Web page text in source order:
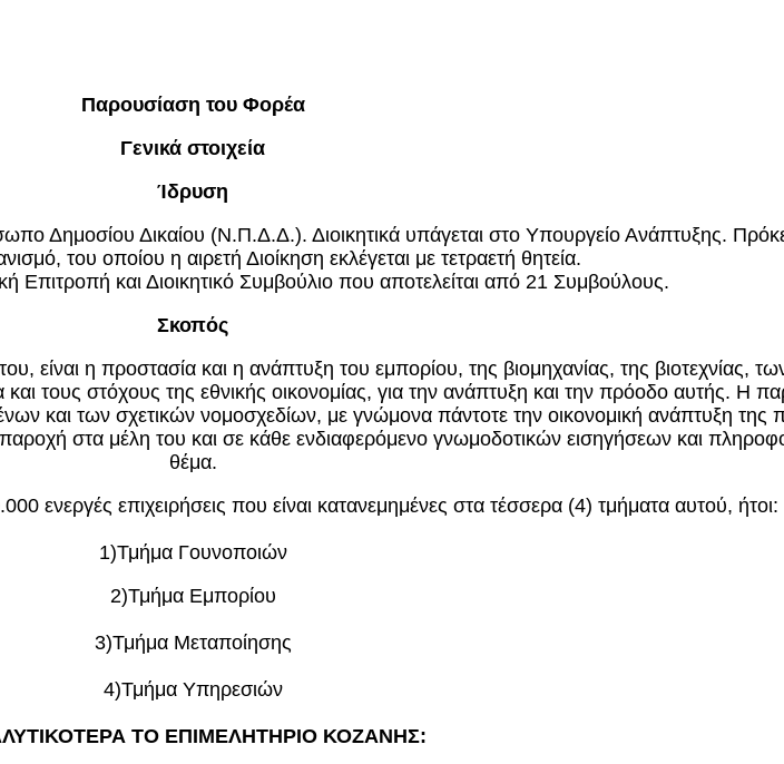
Παρουσίαση του Φορέα
Γενικά στοιχεία
Ίδρυση
Δημοσίου Δικαίου (Ν.Π.Δ.Δ.). Διοικητικά υπάγεται στο Υπουργείο Ανάπτυξης.
του οποίου η αιρετή Διοίκηση εκλέγεται με τετραετή θητεία.
Επιτροπή και Διοικητικό Συμβούλιο που αποτελείται από 21 Συμβούλους.
Σκοπός
είναι η προστασία και η ανάπτυξη του εμπορίου, της βιομηχανίας, της βιοτεχνίας,
στόχους της εθνικής οικονομίας, για την ανάπτυξη και την πρόοδο αυτής. Η
και των σχετικών νομοσχεδίων, με γνώμονα πάντοτε την οικονομική ανάπτυξη της
στα μέλη του και σε κάθε ενδιαφερόμενο γνωμοδοτικών εισηγήσεων και
θέμα.
ενεργές επιχειρήσεις που είναι κατανεμημένες στα τέσσερα (4) τμήματα αυτού, ήτοι:
1)Τμήμα Γουνοποιών
2)Τμήμα Εμπορίου
3)Τμήμα Μεταποίησης
4)Τμήμα Υπηρεσιών
ΤΟ ΕΠΙΜΕΛΗΤΗΡΙΟ ΚΟΖΑΝΗΣ: